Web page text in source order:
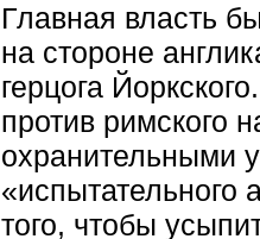
Главная власть
на стороне
герцога
против римского
охранительными
«испытательного
того, чтобы